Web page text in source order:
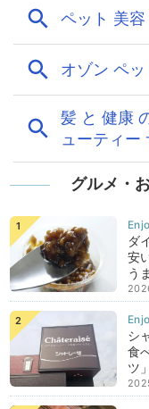
グルメ・
ダ
安
う
シ
食
ツ